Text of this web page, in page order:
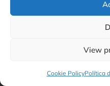
View
Cookie PolicyPolítica
Activar
Recomendamos a